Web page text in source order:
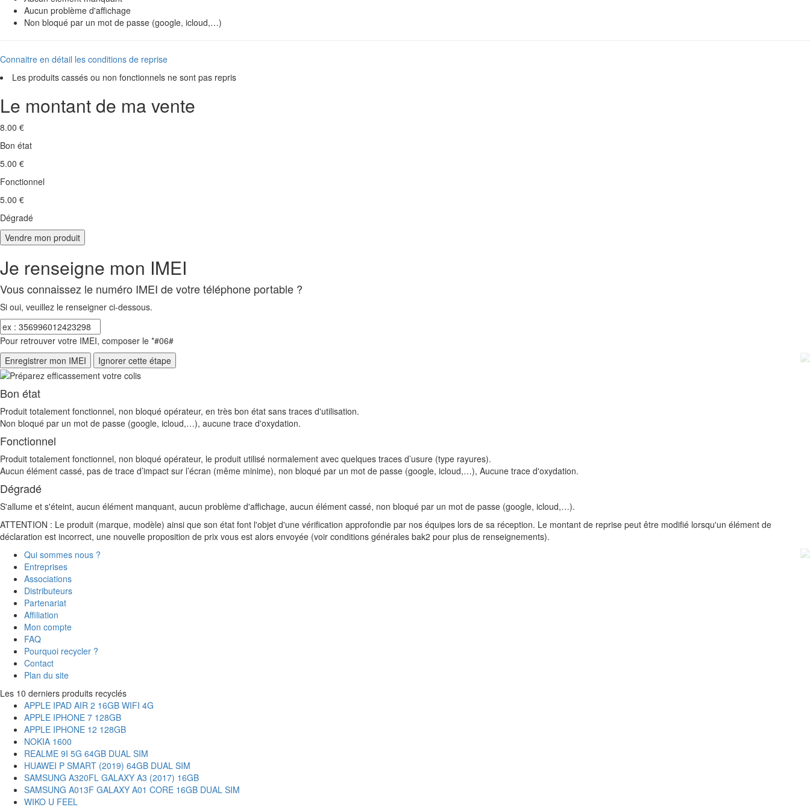
Aucun problème d'affichage
Non bloqué par un mot de passe (google, icloud,…)
Connaitre en détail les conditions de reprise
Les produits cassés ou non fonctionnels ne sont pas repris
Le montant de ma vente
8.00 €
Bon état
5.00 €
Fonctionnel
5.00 €
Dégradé
Je renseigne mon IMEI
Vous connaissez le numéro IMEI de votre téléphone portable ?
Si oui, veuillez le renseigner ci-dessous.
Pour retrouver votre IMEI, composer le *#06#
Bon état
Produit totalement fonctionnel, non bloqué opérateur, en très bon état sans traces d'utilisation.
Non bloqué par un mot de passe (google, icloud,…), aucune trace d'oxydation.
Fonctionnel
Produit totalement fonctionnel, non bloqué opérateur, le produit utilisé normalement avec quelques traces d’usure (type rayures).
Aucun élément cassé, pas de trace d’impact sur l’écran (même minime), non bloqué par un mot de passe (google, icloud,…), Aucune trace d'oxydation.
Dégradé
S'allume et s'éteint, aucun élément manquant, aucun problème d'affichage, aucun élément cassé, non bloqué par un mot de passe (google, icloud,…).
ATTENTION : Le produit (marque, modèle) ainsi que son état font l'objet d'une vérification approfondie par nos équipes lors de sa réception. Le montant de reprise peut être modifié lorsqu'un élément de
déclaration est incorrect, une nouvelle proposition de prix vous est alors envoyée (voir conditions générales bak2 pour plus de renseignements).
Qui sommes nous ?
Entreprises
Associations
Distributeurs
Partenariat
Affiliation
Mon compte
FAQ
Pourquoi recycler ?
Contact
Plan du site
Les 10 derniers produits recyclés
APPLE IPAD AIR 2 16GB WIFI 4G
APPLE IPHONE 7 128GB
APPLE IPHONE 12 128GB
NOKIA 1600
REALME 9I 5G 64GB DUAL SIM
HUAWEI P SMART (2019) 64GB DUAL SIM
SAMSUNG A320FL GALAXY A3 (2017) 16GB
SAMSUNG A013F GALAXY A01 CORE 16GB DUAL SIM
WIKO U FEEL